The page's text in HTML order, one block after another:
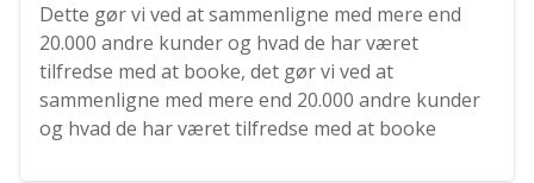
Dette gør vi ved at sammenligne med mere end
20.000 andre kunder og hvad de har været
tilfredse med at booke, det gør vi ved at
sammenligne med mere end 20.000 andre kunder
og hvad de har været tilfredse med at booke